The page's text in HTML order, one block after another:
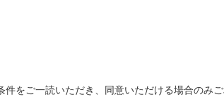
をご一読いただき、同意いただける場合のみご